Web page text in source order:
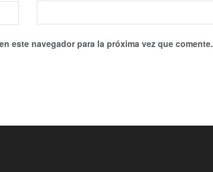
este navegador para la próxima vez que comente.